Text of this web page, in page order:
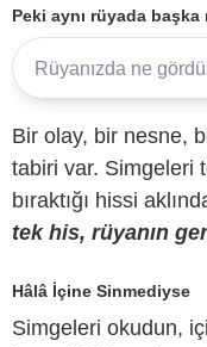
Peki aynı rüyada başka
Bir olay, bir nesne,
tabiri var. Simgeleri
bıraktığı hissi
tek his, rüyanın
Hâlâ İçine Sinmediyse
Simgeleri okudun,